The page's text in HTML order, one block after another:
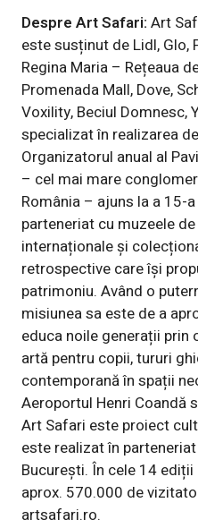
Despre Art Safari: Art
este susținut de Lidl, Glo,
Regina Maria – Rețeaua
Promenada Mall, Dove,
Voxility, Beciul Domnesc,
specializat în realizarea
Organizatorul anual al
– cel mai mare
România – ajuns la a 15-
parteneriat cu muzeele
internaționale și
retrospective care își
patrimoniu. Având o
misiunea sa este de a
educa noile generații prin
artă pentru copii, tururi
contemporană în spații
Aeroportul Henri Coandă
Art Safari este proiect
este realizat în
București. În cele 14
aprox. 570.000 de
artsafari.ro.